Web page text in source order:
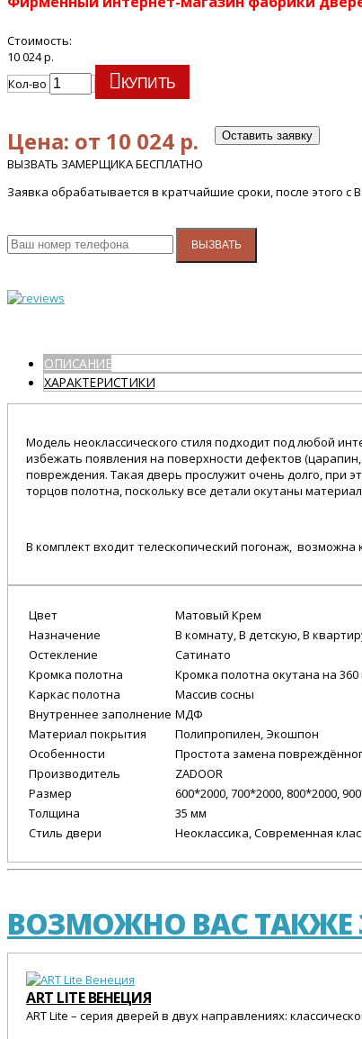
Стоимость:
10 024 р.
Кол-во
КУПИТЬ
Цена: от 10 024 р. Оставить заявку
ВЫЗВАТЬ ЗАМЕРЩИКА БЕСПЛАТНО
Заявка обрабатывается в кратчайшие сроки, после этого
ВЫЗВАТЬ
ОПИСАНИЕ
ХАРАКТЕРИСТИКИ
Модель неоклассического стиля подходит под любой
избежать появления на поверхности дефектов (царапин,
повреждения. Такая дверь прослужит очень долго, при
торцов полотна, поскольку все детали окутаны
В комплект входит телескопический погонаж,
Цвет
Матовый Крем
Назначение
В комнату, В детскую, В
Остекление
Сатинато
Кромка полотна
Кромка полотна окутана на 360
Каркас полотна
Массив сосны
Внутреннее заполнение МДФ
Материал покрытия
Полипропилен, Экошпон
Особенности
Простота замена
Производитель
ZADOOR
Размер
600*2000, 700*2000, 800*2000,
Толщина
35 мм
Стиль двери
Неоклассика, Современная
ВОЗМОЖНО ВАС ТАКЖЕ
ART LITE ВЕНЕЦИЯ
ART Lite – серия дверей в двух направлениях: